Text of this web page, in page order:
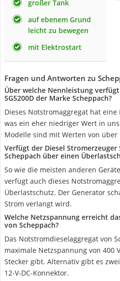
großer Tank
auf ebenem Grund
leicht zu bewegen
mit Elektrostart
Fragen und Antworten zu
Über welche Nennleistung
SG5200D der Marke Scheppach?
Dieses Notstromaggregat hat
was ein eher niedriger Wert in
Modelle sind mit Werten von über
Verfügt der Diesel Stromerzeuger
Scheppach über einen
So wie die meisten anderen
verfügt auch dieses
Überlastschutz. Der Generator
Strom verlangt wird.
Welche Netzspannung erreicht
von Scheppach?
Das Notstromdieselaggregat von
maximale Netzspannung von 400
Stecker gibt. Alternativ gibt es
12-V-DC-Konnektor.